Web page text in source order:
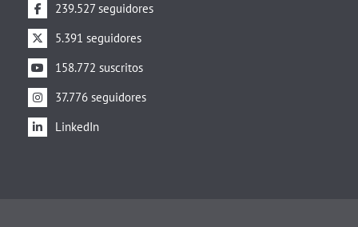
239.527 seguidores
5.391 seguidores
158.772 suscritos
37.776 seguidores
LinkedIn